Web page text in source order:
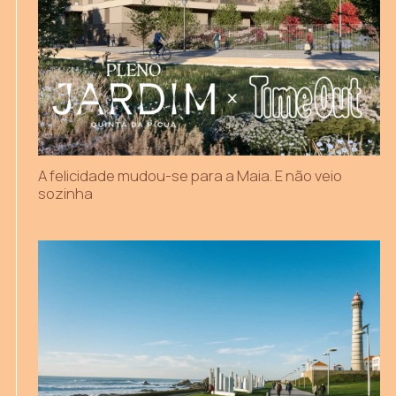
A felicidade mudou-se para a Maia. E não veio
sozinha